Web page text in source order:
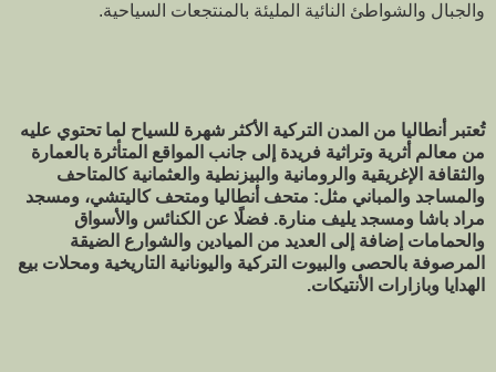
والجبال والشواطئ النائية المليئة بالمنتجعات السياحية.
تُعتبر أنطاليا من المدن التركية الأكثر شهرة للسياح لما تحتوي عليه
من معالم أثرية وتراثية فريدة إلى جانب المواقع المتأثرة بالعمارة
والثقافة الإغريقية والرومانية والبيزنطية والعثمانية كالمتاحف
والمساجد والمباني مثل: متحف أنطاليا ومتحف كاليتشي، ومسجد
مراد باشا ومسجد يليف منارة. فضلًا عن الكنائس والأسواق
والحمامات إضافة إلى العديد من الميادين والشوارع الضيقة
المرصوفة بالحصى والبيوت التركية واليونانية التاريخية ومحلات بيع
الهدايا وبازارات الأنتيكات.